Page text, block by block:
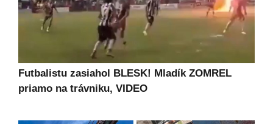
Futbalistu zasiahol BLESK! Mladík ZOMREL
priamo na trávniku, VIDEO